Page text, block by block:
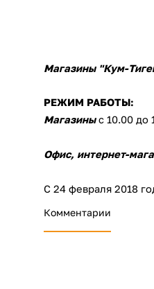
Магазины "Кум-
РЕЖИМ РАБОТЫ:
Магазины с 10.00 до
Офис, интернет-
С 24 февраля 2018
Комментарии